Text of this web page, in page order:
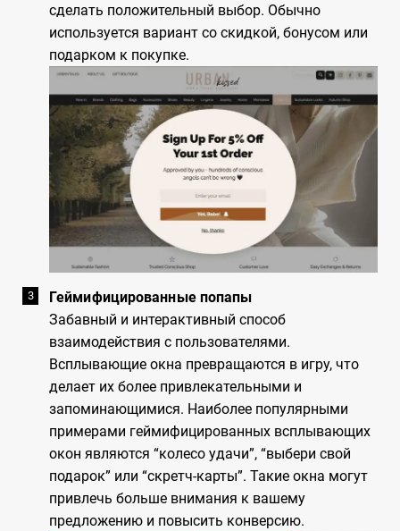
сделать положительный выбор. Обычно
используется вариант со скидкой, бонусом или
подарком к покупке.
Геймифицированные попапы
Забавный и интерактивный способ
взаимодействия с пользователями.
Всплывающие окна превращаются в игру, что
делает их более привлекательными и
запоминающимися. Наиболее популярными
примерами геймифицированных всплывающих
окон являются “колесо удачи”, “выбери свой
подарок” или “скретч-карты”. Такие окна могут
привлечь больше внимания к вашему
предложению и повысить конверсию.